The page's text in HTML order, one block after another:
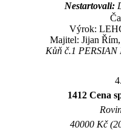
Nestartovali:
Výrok:
Majitel: Jijan
Kůň č.1 PERSIAN
1412 Cena
40000 Kč